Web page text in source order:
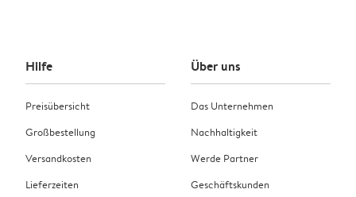
Hilfe
Preisübersicht
Großbestellung
Versandkosten
Lieferzeiten
Über uns
Das Unternehmen
Nachhaltigkeit
Werde Partner
Geschäftskunden